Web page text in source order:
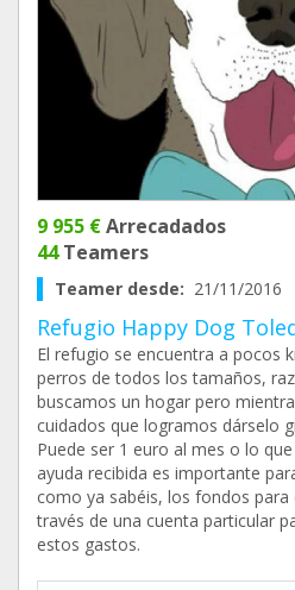
9 955 €Arrecadados
44Teamers
Teamer desde: 21/11/2016
Refugio Happy Dog
El refugio se encuentra a pocos
perros de todos los tamaños,
buscamos un hogar pero
cuidados que logramos dárselo
Puede ser 1 euro al mes o lo
ayuda recibida es importante
como ya sabéis, los fondos para
través de una cuenta particular
estos gastos.